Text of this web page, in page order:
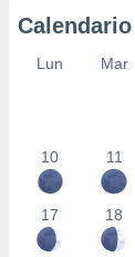
Lun Mar
10 11
17 18